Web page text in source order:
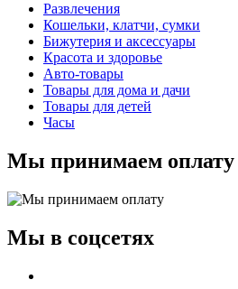
Развлечения
Кошельки, клатчи, сумки
Бижутерия и аксессуары
Красота и здоровье
Авто-товары
Товары для дома и дачи
Товары для детей
Часы
Мы принимаем оплату
Мы в соцсетях